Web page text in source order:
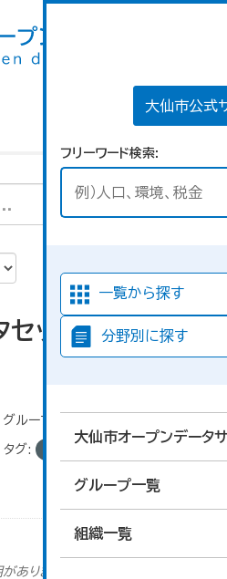
大仙市公式
フリーワード検索
一覧から探す
分野別に探す
大仙市オープンデータ
グループ一覧
組織一覧
ットが見つか
グループ:
タグ:
ありません